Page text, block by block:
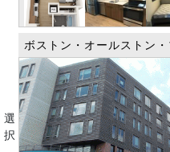
選
択
ボストン・オールストン